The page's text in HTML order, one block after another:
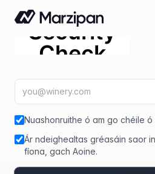
Seoladh ríomhphoist
Nuashonruithe ó am go chéile ó
Ár ndeighealtas gréasáin saor
fíona, gach Aoine.